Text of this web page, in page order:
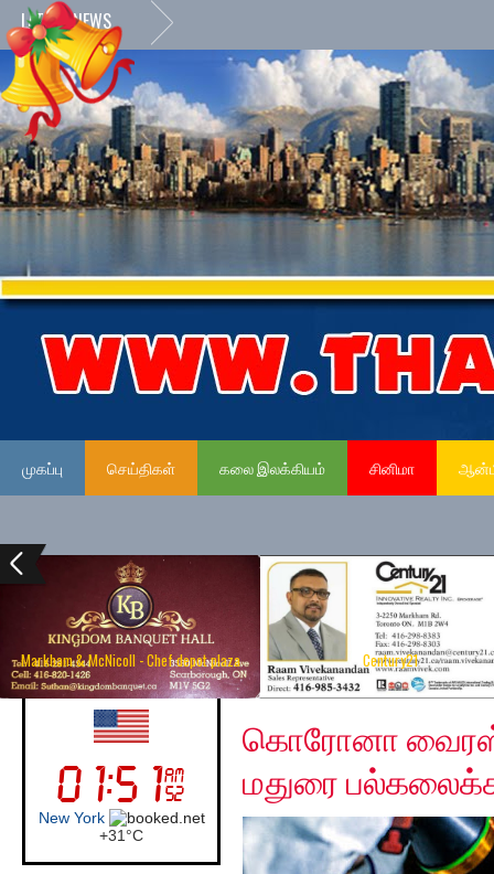
LATEST NEWS
முகப்பு செய்திகள் கலை இலக்கியம் சினிமா
Markham & McNicoll - Chef depot plaza Century21
UK (London)
London
+30°C
Friday, May 1, 2020
கொரோனா
மதுரை